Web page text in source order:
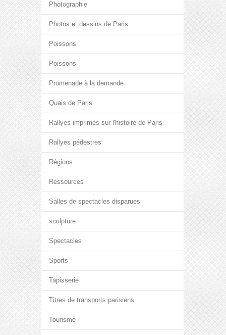
Photographie
Photos et dessins de Paris
Poissons
Poissons
Promenade à la demande
Quais de Paris
Rallyes imprimés sur l'histoire de Paris
Rallyes pédestres
Régions
Ressources
Salles de spectacles disparues
sculpture
Spectacles
Sports
Tapisserie
Titres de transports parisiens
Tourisme